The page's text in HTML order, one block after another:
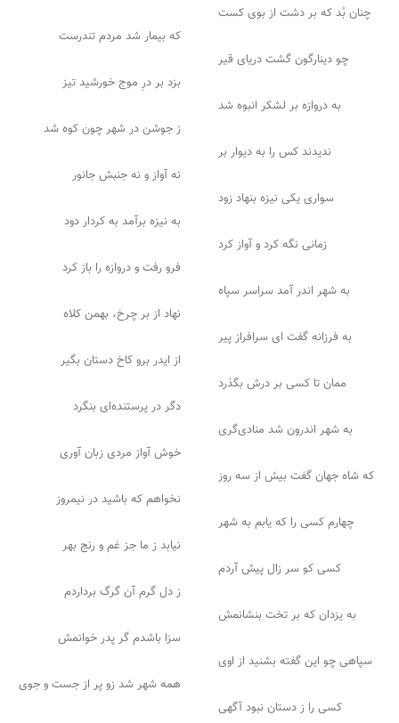
چنان بُد که بر دشت از بوی کست
که بیمار شد مردم تندرست
چو دینارگون گشت دریای قیر
بزد بر درِ موج خورشید تیز
به دروازه بر لشکر انبوه شد
ز جوشن در شهر چون کوه شد
ندیدند کس را به دیوار بر
نه آواز و نه جنبش جانور
سواری یکی نیزه بنهاد زود
به نیزه برآمد به کردار دود
زمانی نگه کرد و آواز کرد
فرو رفت و دروازه را باز کرد
به شهر اندر آمد سراسر سپاه
نهاد از بر چرخ، بهمن کلاه
به فرزانه گفت ای سرافراز پیر
از ایدر برو کاخ دستان بگیر
ممان تا کسی بر درش بگذرد
دگر در پرستنده‌ای بنگرد
به شهر اندرون شد منادی‌گری
خوش آواز مردی زبان آوری
که شاه جهان گفت بیش از سه روز
نخواهم که باشید در نیمروز
چهارم کسی را که یابم به شهر
نیابد ز ما جز غم و رنج بهر
کسی کو سر زال پیش آردم
ز دل گرم آن گرگ برداردم
به یزدان که بر تخت بنشانمش
سزا باشدم گر پدر خوانمش
سپاهی چو این گفته بشنید از اوی
همه شهر شد زو پر از جست و جوی
کسی را ز دستان نبود آگهی